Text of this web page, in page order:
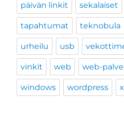
päivän linkit sekalaiset
tapahtumat teknobula
urheilu usb
vinkit web web-
windows wordpress